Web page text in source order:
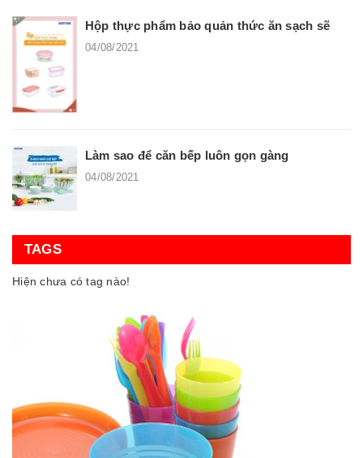
Hộp thực phẩm bảo quản thức ăn sạch sẽ
04/08/2021
Làm sao để căn bếp luôn gọn gàng
04/08/2021
TAGS
Hiện chưa có tag nào!